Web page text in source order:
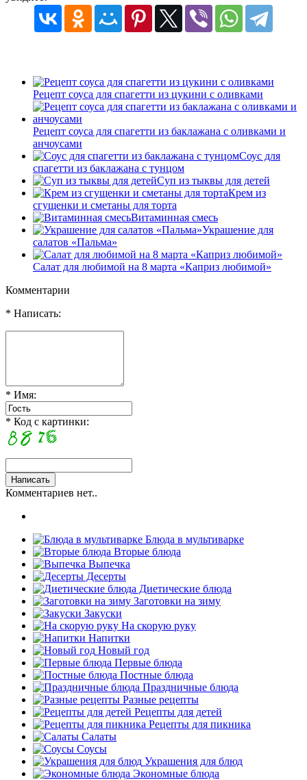
Рецепт соуса для спагетти из цукини с оливками
Рецепт соуса для спагетти из баклажана с оливками и
анчоусами
Соус для
спагетти из баклажана с тунцом
Суп из тыквы для детей
Крем из
сгущенки и сметаны для торта
Витаминная смесь
Украшение для
салатов «Пальма»
Салат для любимой на 8 марта «Каприз любимой»
Комментарии
* Написать:
* Имя:
* Код с картинки:
Комментариев нет..
Блюда в мультиварке
Вторые блюда
Выпечка
Десерты
Диетические блюда
Заготовки на зиму
Закуски
На скорую руку
Напитки
Новый год
Первые блюда
Постные блюда
Праздничные блюда
Разные рецепты
Рецепты для детей
Рецепты для пикника
Салаты
Соусы
Украшения для блюд
Экономные блюда